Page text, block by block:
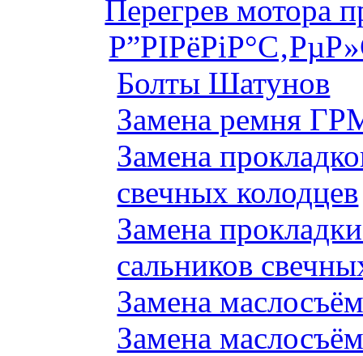
Перегрев мотора
Болты Шатунов
Замена ремня
Замена
свечных колодцев
Замена
сальников
Замена
Замена